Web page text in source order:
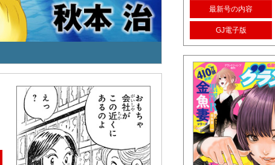
最新号の内容
GJ電子版